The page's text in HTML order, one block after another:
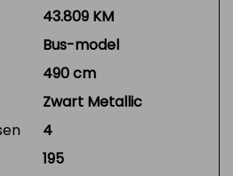
43.809 KM
Bus-model
490 cm
Zwart Metallic
4
195